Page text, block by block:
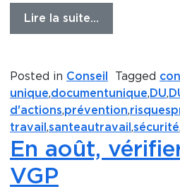
Lire la suite…
Posted in Conseil Tagged
unique,documentunique, DU,
d'actions,prévention,
travail ,santeautravail ,sécurité,
En août,
VGP